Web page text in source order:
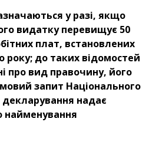
у разі, якщо
видатку перевищує 50
плат, встановлених
року; до таких відомостей
про вид правочину, його
запит Національного
декларування надає